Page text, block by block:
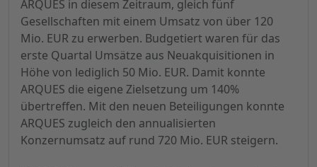
ARQUES in diesem Zeitraum, gleich fünf
Gesellschaften mit einem Umsatz von über 120
Mio. EUR zu erwerben. Budgetiert waren für das
erste Quartal Umsätze aus Neuakquisitionen in
Höhe von lediglich 50 Mio. EUR. Damit konnte
ARQUES die eigene Zielsetzung um 140%
übertreffen. Mit den neuen Beteiligungen konnte
ARQUES zugleich den annualisierten
Konzernumsatz auf rund 720 Mio. EUR steigern.